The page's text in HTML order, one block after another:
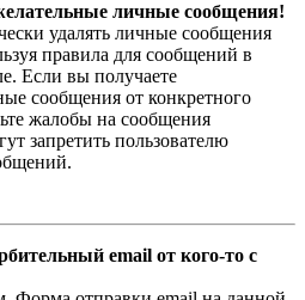
личные сообщения!
удалять личные сообщения
правила для сообщений в
Если вы получаете
сообщения от конкретного
жалобы на сообщения
запретить пользователю
email от кого-то с